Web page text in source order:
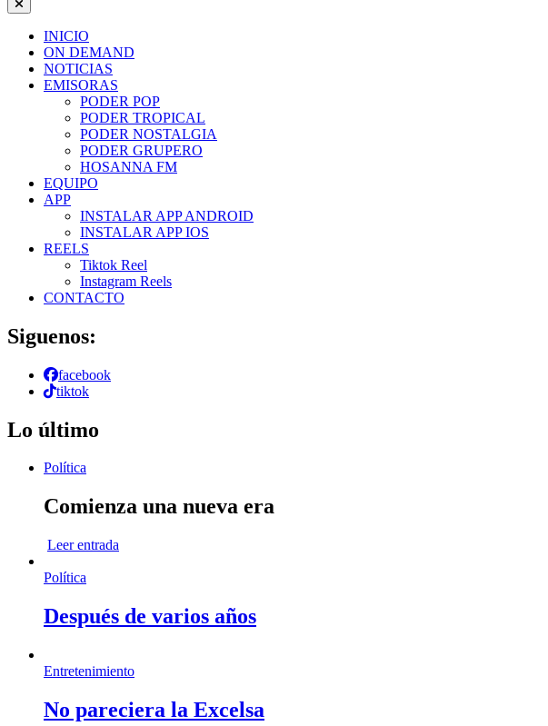
INICIO
ON DEMAND
NOTICIAS
EMISORAS
PODER POP
PODER TROPICAL
PODER NOSTALGIA
PODER GRUPERO
HOSANNA FM
EQUIPO
APP
INSTALAR APP ANDROID
INSTALAR APP IOS
REELS
Tiktok Reel
Instagram Reels
CONTACTO
Siguenos:
facebook
tiktok
Lo último
Política
Comienza una nueva era
Leer entrada
Política
Después de varios años
Entretenimiento
No pareciera la Excelsa